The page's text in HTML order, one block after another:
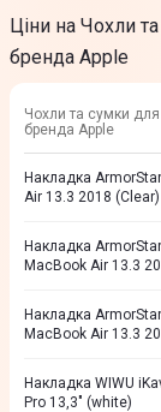
Ціни на Чохли
бренда Apple
Чохли та сумки
бренда Apple
Накладка
Air 13.3 2018 (Clear)
Накладка
MacBook Air 13.3
Накладка
MacBook Air 13.3
Накладка WIWU
Pro 13,3" (white)